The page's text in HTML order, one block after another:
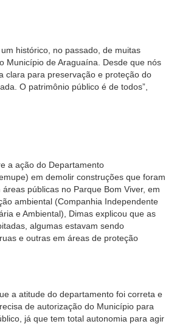
histórico, no passado, de muitas
Município de Araguaína. Desde que nós
clara para preservação e proteção do
O patrimônio público é de todos”,
a ação do Departamento
em demolir construções que foram
públicas no Parque Bom Viver, em
ambiental (Companhia Independente
e Ambiental), Dimas explicou que as
algumas estavam sendo
e outras em áreas de proteção
a atitude do departamento foi correta e
de autorização do Município para
já que tem total autonomia para agir